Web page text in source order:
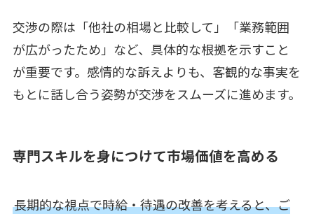
交渉の際は「他社の相場と比較して」「業務範囲
が広がったため」など、具体的な根拠を示すこと
が重要です。感情的な訴えよりも、客観的な事実を
もとに話し合う姿勢が交渉をスムーズに進めます。
専門スキルを身につけて市場価値を高める
長期的な視点で時給・待遇の改善を考えると、ご